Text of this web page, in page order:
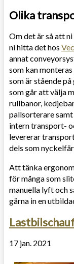
Olika
Om det är så att
ni hitta det hos
annat
som kan
som är stående
som går att välja
rullbanor,
pallsorterare
intern transport-
levererar
dels som
Att tänka
för många som
manuella lyft och
gärna in en
17 jan. 2021